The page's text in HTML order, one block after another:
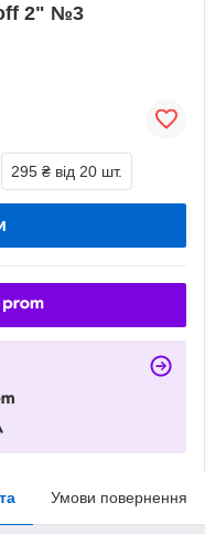
2" №3
295 ₴ від 20 шт.
Умови повернення